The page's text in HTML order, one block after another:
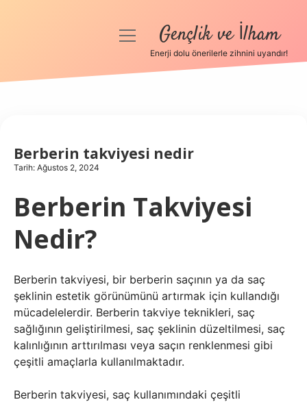
Anasayfa
Hakkımızda
menüyüGençlik ve İlham
Enerji dolu önerilerle zihnini uyandır!
Berberin takviyesi nedir
Tarih: Ağustos 2, 2024
Berberin Takviyesi
Nedir?
Berberin takviyesi, bir berberin saçının ya da saç
şeklinin estetik görünümünü artırmak için kullandığı
mücadelelerdir. Berberin takviye teknikleri, saç
sağlığının geliştirilmesi, saç şeklinin düzeltilmesi, saç
kalınlığının arttırılması veya saçın renklenmesi gibi
çeşitli amaçlarla kullanılmaktadır.
Berberin takviyesi, saç kullanımındaki çeşitli